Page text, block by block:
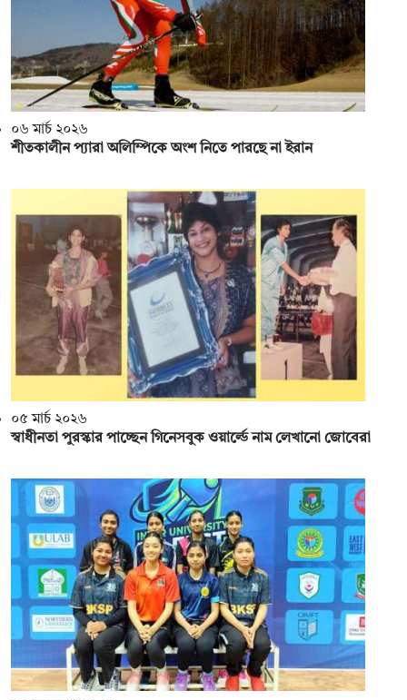
০৬ মার্চ ২০২৬
শীতকালীন প্যারা অলিম্পিকে অংশ নিতে পারছে না ইরান
০৫ মার্চ ২০২৬
স্বাধীনতা পুরস্কার পাচ্ছেন গিনেসবুক ওয়ার্ল্ডে নাম লেখানো জোবেরা